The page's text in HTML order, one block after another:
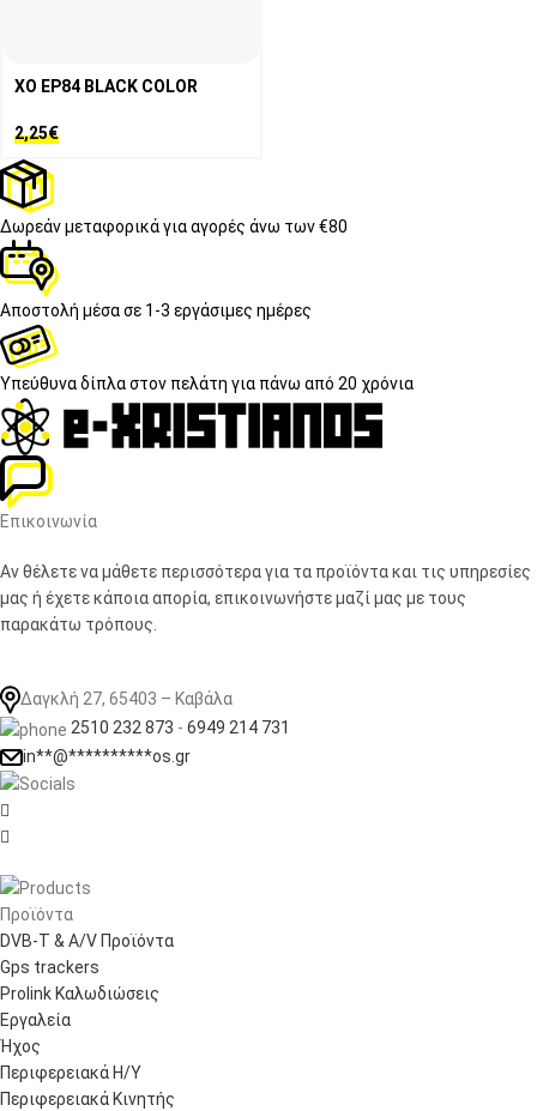
XO EP84 BLACK COLOR
2,25€
Δωρεάν μεταφορικάγια αγορές άνω των €80
Αποστολή μέσα σε 1-3 εργάσιμες ημέρες
Υπεύθυνα δίπλα στον πελάτη για πάνω από 20 χρόνια
Επικοινωνία
Αν θέλετε να μάθετε περισσότερα για τα προϊόντα και τις υπηρεσίες
μας ή έχετε κάποια απορία, επικοινωνήστε μαζί μας με τους
παρακάτω τρόπους.
Δαγκλή 27, 65403 – Καβάλα
2510 232 873 - 6949 214 731
in**@**********os.gr


Προϊόντα
DVB-T & A/V Προϊόντα
Gps trackers
Prolink Καλωδιώσεις
Εργαλεία
Ήχος
Περιφερειακά Η/Υ
Περιφερειακά Κινητής